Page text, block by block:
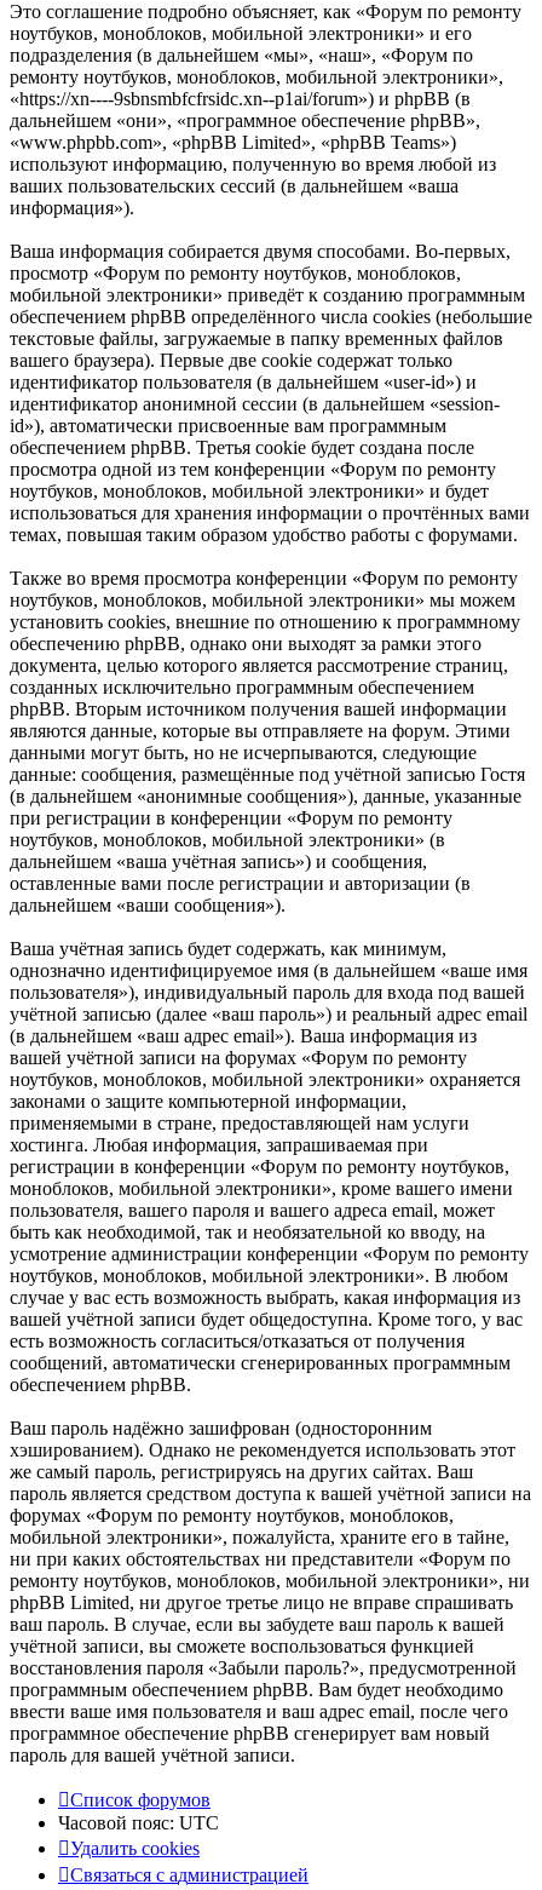
Это соглашение подробно объясняет, как «Форум по ремонту
ноутбуков, моноблоков, мобильной электроники» и его
подразделения (в дальнейшем «мы», «наш», «Форум по
ремонту ноутбуков, моноблоков, мобильной электроники»,
«https://xn----9sbnsmbfcfrsidc.xn--p1ai/forum») и phpBB (в
дальнейшем «они», «программное обеспечение phpBB»,
«www.phpbb.com», «phpBB Limited», «phpBB Teams»)
используют информацию, полученную во время любой из
ваших пользовательских сессий (в дальнейшем «ваша
информация»).
Ваша информация собирается двумя способами. Во-первых,
просмотр «Форум по ремонту ноутбуков, моноблоков,
мобильной электроники» приведёт к созданию программным
обеспечением phpBB определённого числа cookies (небольшие
текстовые файлы, загружаемые в папку временных файлов
вашего браузера). Первые две cookie содержат только
идентификатор пользователя (в дальнейшем «user-id») и
идентификатор анонимной сессии (в дальнейшем «session-
id»), автоматически присвоенные вам программным
обеспечением phpBB. Третья cookie будет создана после
просмотра одной из тем конференции «Форум по ремонту
ноутбуков, моноблоков, мобильной электроники» и будет
использоваться для хранения информации о прочтённых вами
темах, повышая таким образом удобство работы с форумами.
Также во время просмотра конференции «Форум по ремонту
ноутбуков, моноблоков, мобильной электроники» мы можем
установить cookies, внешние по отношению к программному
обеспечению phpBB, однако они выходят за рамки этого
документа, целью которого является рассмотрение страниц,
созданных исключительно программным обеспечением
phpBB. Вторым источником получения вашей информации
являются данные, которые вы отправляете на форум. Этими
данными могут быть, но не исчерпываются, следующие
данные: сообщения, размещённые под учётной записью Гостя
(в дальнейшем «анонимные сообщения»), данные, указанные
при регистрации в конференции «Форум по ремонту
ноутбуков, моноблоков, мобильной электроники» (в
дальнейшем «ваша учётная запись») и сообщения,
оставленные вами после регистрации и авторизации (в
дальнейшем «ваши сообщения»).
Ваша учётная запись будет содержать, как минимум,
однозначно идентифицируемое имя (в дальнейшем «ваше имя
пользователя»), индивидуальный пароль для входа под вашей
учётной записью (далее «ваш пароль») и реальный адрес email
(в дальнейшем «ваш адрес email»). Ваша информация из
вашей учётной записи на форумах «Форум по ремонту
ноутбуков, моноблоков, мобильной электроники» охраняется
законами о защите компьютерной информации,
применяемыми в стране, предоставляющей нам услуги
хостинга. Любая информация, запрашиваемая при
регистрации в конференции «Форум по ремонту ноутбуков,
моноблоков, мобильной электроники», кроме вашего имени
пользователя, вашего пароля и вашего адреса email, может
быть как необходимой, так и необязательной ко вводу, на
усмотрение администрации конференции «Форум по ремонту
ноутбуков, моноблоков, мобильной электроники». В любом
случае у вас есть возможность выбрать, какая информация из
вашей учётной записи будет общедоступна. Кроме того, у вас
есть возможность согласиться/отказаться от получения
сообщений, автоматически сгенерированных программным
обеспечением phpBB.
Ваш пароль надёжно зашифрован (односторонним
хэшированием). Однако не рекомендуется использовать этот
же самый пароль, регистрируясь на других сайтах. Ваш
пароль является средством доступа к вашей учётной записи на
форумах «Форум по ремонту ноутбуков, моноблоков,
мобильной электроники», пожалуйста, храните его в тайне,
ни при каких обстоятельствах ни представители «Форум по
ремонту ноутбуков, моноблоков, мобильной электроники», ни
phpBB Limited, ни другое третье лицо не вправе спрашивать
ваш пароль. В случае, если вы забудете ваш пароль к вашей
учётной записи, вы сможете воспользоваться функцией
восстановления пароля «Забыли пароль?», предусмотренной
программным обеспечением phpBB. Вам будет необходимо
ввести ваше имя пользователя и ваш адрес email, после чего
программное обеспечение phpBB сгенерирует вам новый
пароль для вашей учётной записи.
Список форумов
Часовой пояс: UTC
Удалить cookies
Связаться
Связаться с администрацией